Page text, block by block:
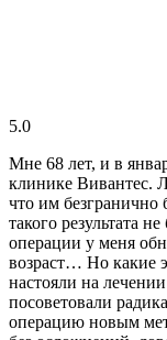
5.0
Мне 68 лет, и в
клинике Вивантес.
что им безгранично
такого результата
операции у меня
возраст… Но какие
настояли на
посоветовали
операцию новым